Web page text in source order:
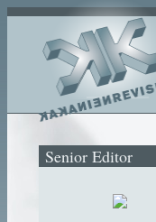
Senior Editor